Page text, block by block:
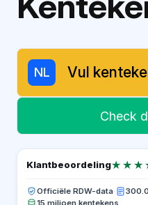
NL
Check
Klantbeoordeling
Officiële RDW-data·
15 miljoen kentekens